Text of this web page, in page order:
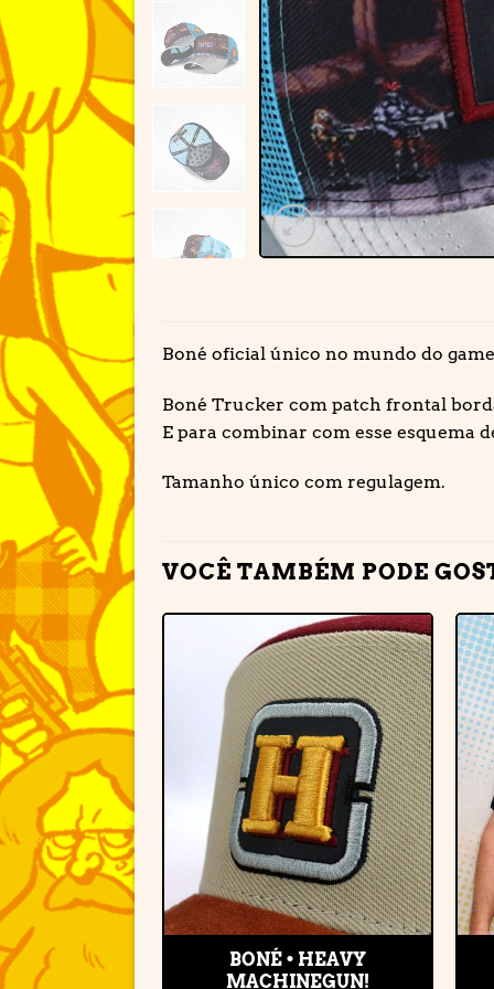
Boné oficial único no mundo do
Boné Trucker com patch frontal
E para combinar com esse esquema
Tamanho único com regulagem.
VOCÊ TAMBÉM PODE
Adicionar
à lista de
desejos
BONÉ • HEAVY
MACHINEGUN!